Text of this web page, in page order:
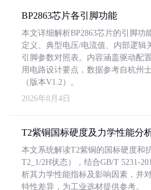
BP2863芯片各引脚功能
本文详细解析BP2863芯片的引脚功
定义、典型电压/电流值、内部逻辑
引脚参数对照表。内容涵盖驱动配
用电路设计要点，数据参考自杭州
（版本V1.2）。
2026年8月4日
T2紫铜国标硬度及力学性能分
本文系统解读T2紫铜的国标硬度和
T2_1/2H状态），结合GB/T 5231-
析其力学性能指标及影响因素，并
特性差异，为工业选材提供参考。